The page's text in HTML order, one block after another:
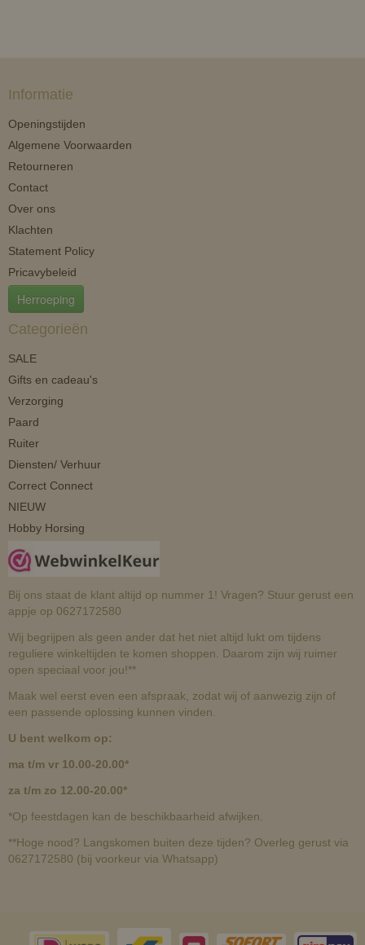
Informatie
Openingstijden
Algemene Voorwaarden
Retourneren
Contact
Over ons
Klachten
Statement Policy
Pricavybeleid
Herroeping
Categorieën
SALE
Gifts en cadeau's
Verzorging
Paard
Ruiter
Diensten/ Verhuur
Correct Connect
NIEUW
Hobby Horsing
Bij ons staat de klant altijd op nummer 1! Vragen? Stuur gerust een
appje op 0627172580
Wij begrijpen als geen ander dat het niet altijd lukt om tijdens
reguliere winkeltijden te komen shoppen. Daarom zijn wij ruimer
open speciaal voor jou!**
Maak wel eerst even een afspraak, zodat wij of aanwezig zijn of
een passende oplossing kunnen vinden.
U bent welkom op:
ma t/m vr 10.00-20.00*
za t/m zo 12.00-20.00*
*Op feestdagen kan de beschikbaarheid afwijken.
**Hoge nood? Langskomen buiten deze tijden? Overleg gerust via
0627172580 (bij voorkeur via Whatsapp)